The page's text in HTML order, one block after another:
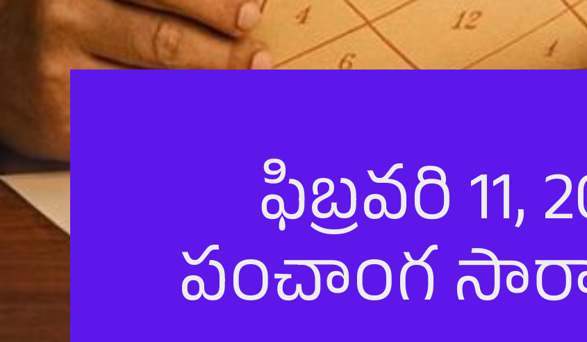
ఫిబ్రవరి 11,
పంచాంగ